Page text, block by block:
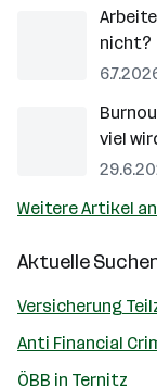
nicht?
viel
Weitere Artikel
Aktuelle
Versicherung
Anti Financial
ÖBB in Ternitz